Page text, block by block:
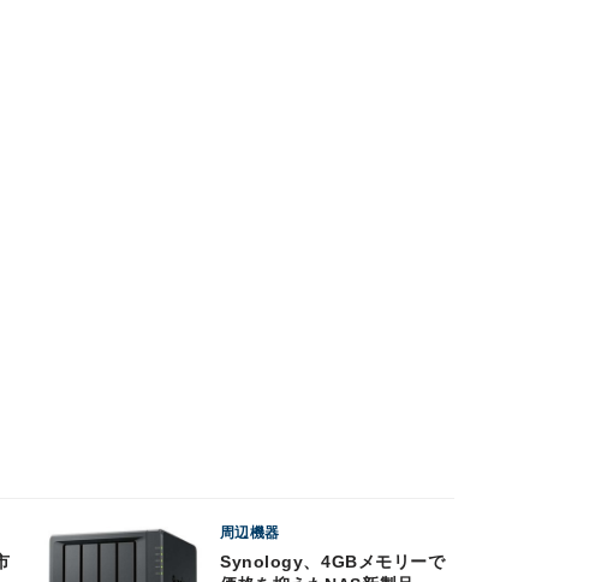
周辺機器
Synology、4GBメモリーで